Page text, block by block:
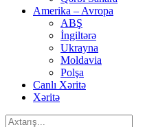
Amerika – Avropa
ABŞ
İngiltərə
Ukrayna
Moldavia
Polşa
Canlı Xəritə
Xəritə